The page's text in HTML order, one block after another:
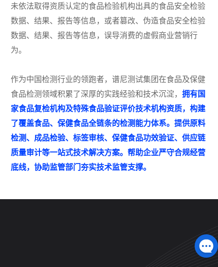
未依法取得资质认定的食品检验机构出具的食品安全检验
数据、结果、报告等信息，或者篡改、伪造食品安全检验
数据、结果、报告等信息，误导消费的虚假商业营销行
为。
作为中国检测行业的领跑者，谱尼测试集团在食品及保健
食品检测领域积累了深厚的实践经验和技术沉淀，拥有国
家食品复检机构及特殊食品验证评价技术机构资质，构建
了覆盖食品、保健食品全链条的检测能力体系。提供原料
检测、成品检验、标签审核、保健食品功效验证、供应链
质量审计等一站式技术解决方案。帮助企业严守合规经营
底线，协助监管部门夯实技术监管支撑。